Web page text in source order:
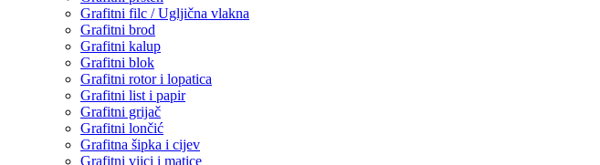
Grafitni filc / Ugljična vlakna
Grafitni brod
Grafitni kalup
Grafitni blok
Grafitni rotor i lopatica
Grafitni list i papir
Grafitni grijač
Grafitni lončić
Grafitna šipka i cijev
Grafitni vijci i matice